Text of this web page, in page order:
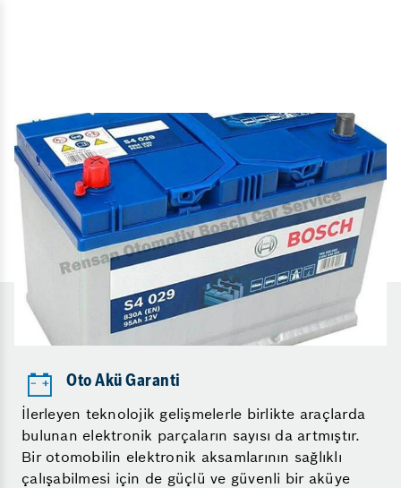
Oto Akü Garanti
İlerleyen teknolojik gelişmelerle birlikte araçlarda
bulunan elektronik parçaların sayısı da artmıştır.
Bir otomobilin elektronik aksamlarının sağlıklı
çalışabilmesi için de güçlü ve güvenli bir aküye